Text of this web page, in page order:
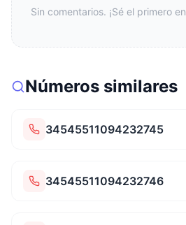
Sin comentarios. ¡Sé el primero
Números similares
34545511094232745
34545511094232746